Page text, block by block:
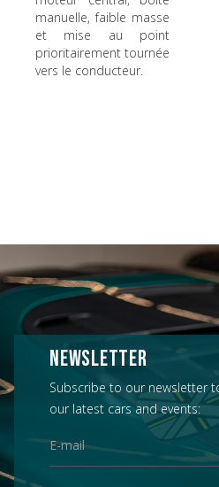
manuelle, faible masse
et mise au point
prioritairement tournée
vers le conducteur.
NEWSLETTER
Subscribe to our newsletter
our latest cars and events: